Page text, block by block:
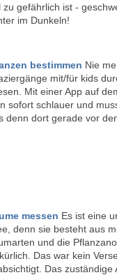
zu gefährlich ist -
im Dunkeln!
bestimmen Nie
mit/für kids
Mit einer App auf
sofort schlauer und
denn dort gerade vor
messen Es ist eine
denn sie besteht aus
und die
Das war kein
Das zuständige